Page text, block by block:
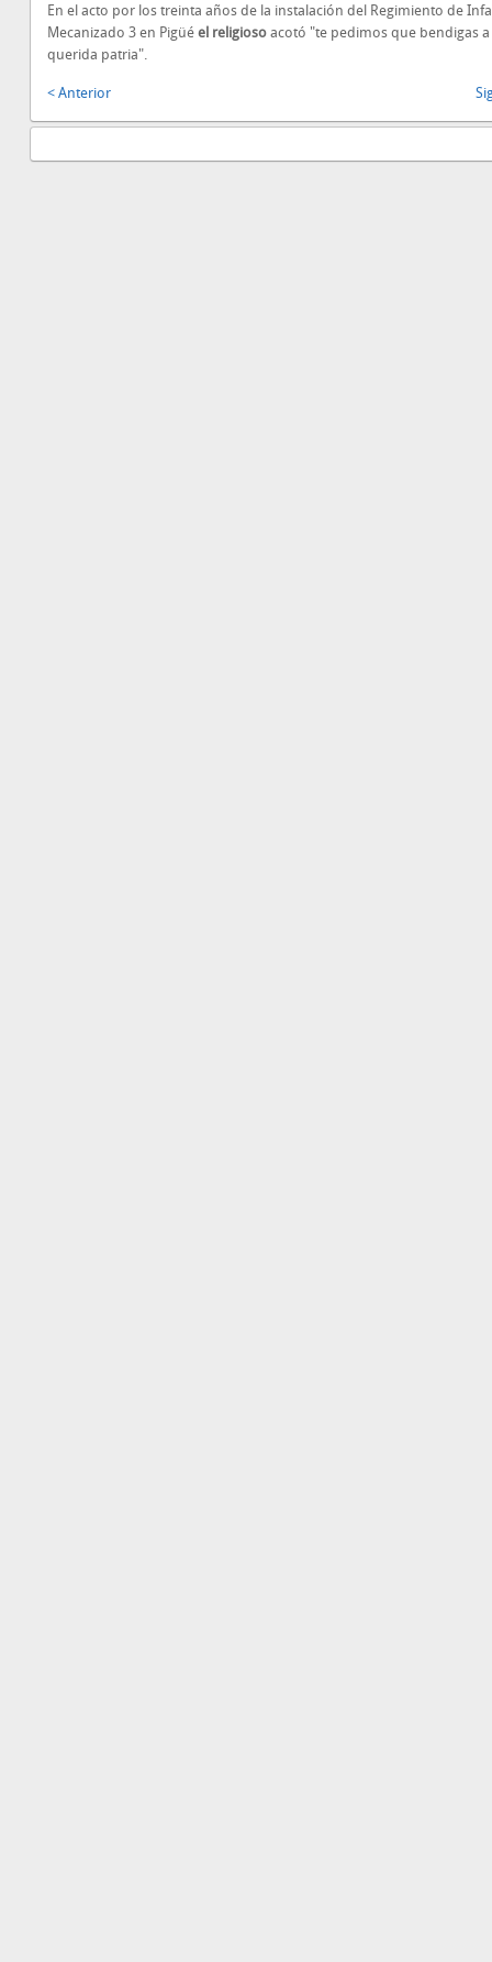
En el acto por los treinta años de la instalación del Regimiento de
Mecanizado 3 en Pigüé el religioso acotó "te pedimos que bendigas
querida patria".
< Anterior